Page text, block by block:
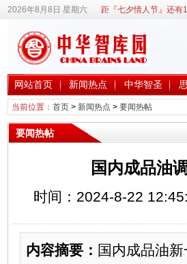
2026年8月8日 星期六 距『七夕情人节』还有
网站首页 新闻热点 中华智圣
当前位置： 首页> 新闻热点 > 要闻热帖
要闻热帖
国内成品油
时间：2024-8-22
内容摘要： 国内成品油